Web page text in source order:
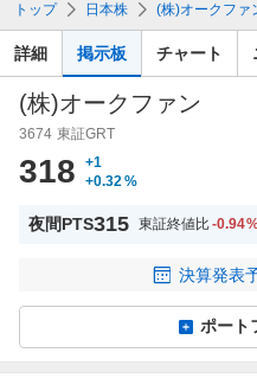
検
索
トップ 日本株 (株)オークファ
詳細 掲示板 チャート
(株)オークファン
3674 東証GRT
318
+1
+0.32 %
夜間PTS315 東証終値比-0.94
決算発表
ポート